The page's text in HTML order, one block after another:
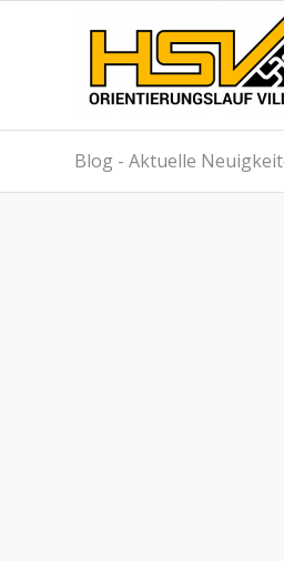
Blog - Aktuelle